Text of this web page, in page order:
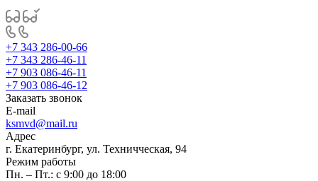
+7 343 286-00-66
+7 343 286-46-11
+7 903 086-46-11
+7 903 086-46-12
Заказать звонок
E-mail
ksmvd@mail.ru
Адрес
г. Екатеринбург, ул. Техничческая, 94
Режим работы
Пн. – Пт.: с 9:00 до 18:00